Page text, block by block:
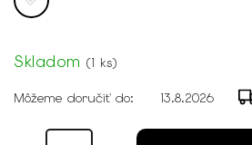
Skladom (1 ks)
Môžeme doručiť do: 13.8.2026